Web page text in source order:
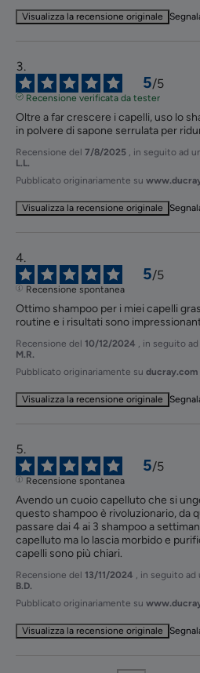
Visualizza la recensione originale
5/5
Recensione verificata da tester
Oltre a far crescere i capelli, uso lo
in polvere di sapone serrulata per
Recensione del 7/8/2025 , in seguito ad
L.L.
Pubblicato originariamente su
Visualizza la recensione originale
5/5
Recensione spontanea
Ottimo shampoo per i miei capelli
routine e i risultati sono
Recensione del 10/12/2024 , in seguito
M.R.
Pubblicato originariamente su
Visualizza la recensione originale
5/5
Recensione spontanea
Avendo un cuoio capelluto che si
questo shampoo è rivoluzionario, da
passare dai 4 ai 3 shampoo a
capelluto ma lo lascia morbido e
capelli sono più chiari.
Recensione del 13/11/2024 , in seguito
B.D.
Pubblicato originariamente su
Visualizza la recensione originale